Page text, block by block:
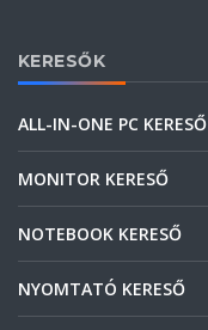
KERESŐK
ALL-IN-ONE PC KERESŐ
MONITOR KERESŐ
NOTEBOOK KERESŐ
NYOMTATÓ KERESŐ